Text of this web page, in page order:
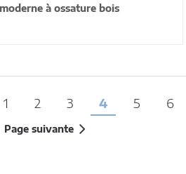
à ossature bois
1 2 3 4 5
6
Page suivante